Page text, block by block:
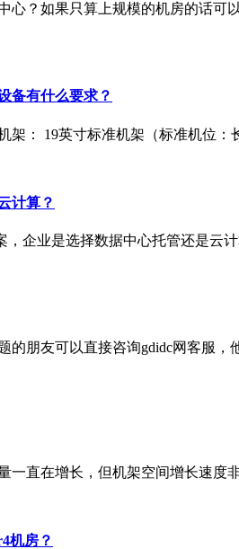
心？如果只算上规模的机房的话
备有什么要求？
架： 19英寸标准机架（标准机位
计算？
，企业是选择数据中心托管还是云
的朋友可以直接咨询gdidc网客服
一直在增长，但机架空间增长速
机房？